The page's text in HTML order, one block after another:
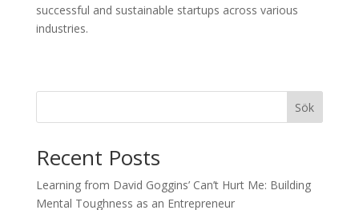
successful and sustainable startups across various
industries.
Sök
Recent Posts
Learning from David Goggins’ Can’t Hurt Me: Building
Mental Toughness as an Entrepreneur